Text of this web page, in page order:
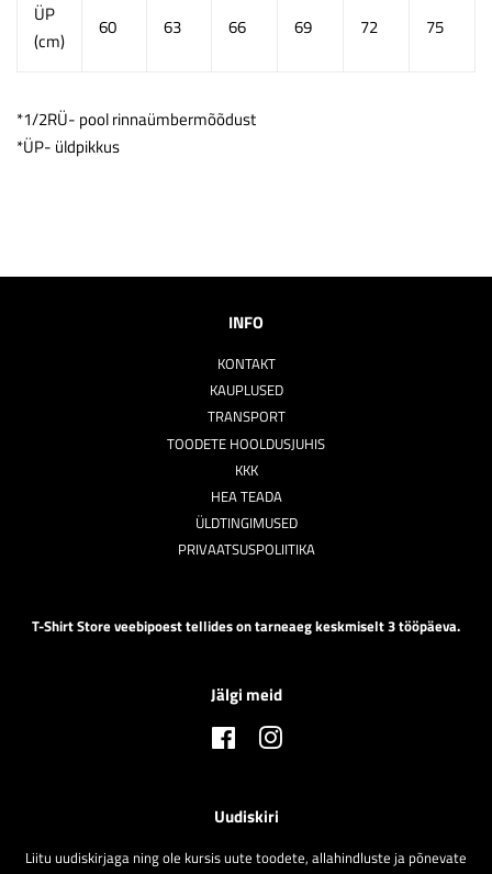
ÜP
(cm)
60 63 66 69 72 75
*1/2RÜ- pool rinnaümbermõõdust
*ÜP- üldpikkus
INFO
KONTAKT
KAUPLUSED
TRANSPORT
TOODETE HOOLDUSJUHIS
KKK
HEA TEADA
ÜLDTINGIMUSED
PRIVAATSUSPOLIITIKA
T-Shirt Store veebipoest tellides on tarneaeg keskmiselt 3 tööpäeva.
Jälgi meid
FacebookInstagram
Uudiskiri
Liitu uudiskirjaga ning ole kursis uute toodete, allahindluste ja põnevate